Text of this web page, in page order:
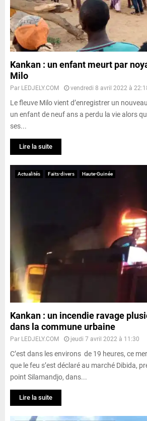
Kankan : un enfant meurt par
Milo
Par LEDJELY.COM vendredi 8 avril 2022 à
Le fleuve Milo vient d’enregistrer un
un enfant de neuf ans a perdu la vie alors
ses...
Lire la suite
Actualités Faits-divers Haute-Guinée
Kankan : un incendie ravage
dans la commune urbaine
Par LEDJELY.COM jeudi 7 avril 2022 à 11:30
C’est dans les environs de 19 heures, ce
que le feu s’est déclaré au marché Dibida,
point Silamandjo, dans...
Lire la suite